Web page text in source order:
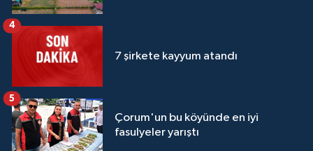
7 şirkete kayyum atandı
4
Çorum'un bu köyünde en iyi
fasulyeler yarıştı
5